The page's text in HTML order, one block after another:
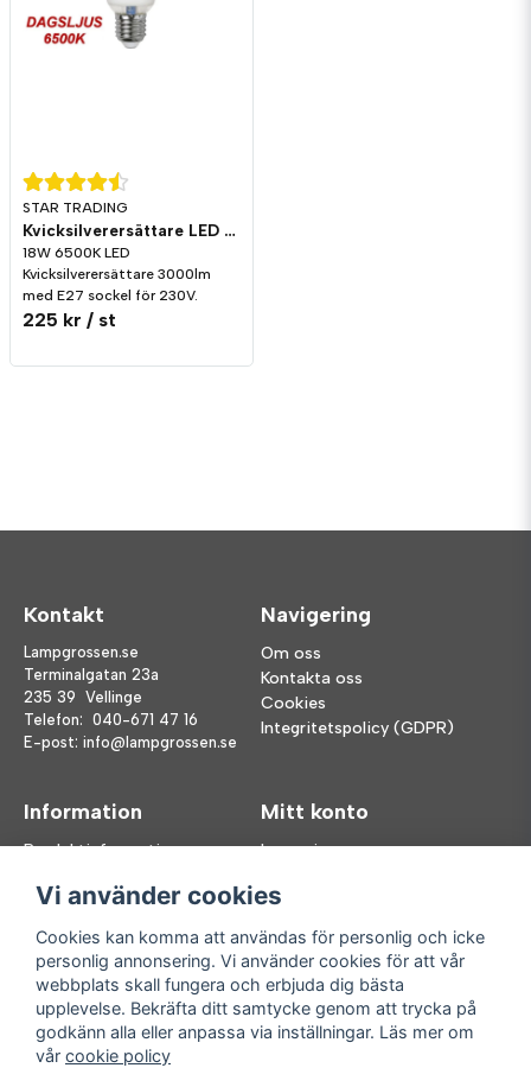
STAR TRADING
Kvicksilverersättare LED 3000lm E27 6500K
18W 6500K LED
Kvicksilverersättare 3000lm
med E27 sockel för 230V.
225 kr / st
Kontakt
Lampgrossen.se
Terminalgatan 23a
235 39 Vellinge
Telefon: 040-671 47 16
E-post: info@lampgrossen.se
Navigering
Om oss
Kontakta oss
Cookies
Integritetspolicy (GDPR)
Information
Produktinformation
FAQ
Mitt konto
Logga in
Glömt lösenord?
Följ oss
Facebook
Instagram
Handla enkelt
Vi använder cookies
Cookies kan komma att användas för personlig och icke
personlig annonsering. Vi använder cookies för att vår
webbplats skall fungera och erbjuda dig bästa
upplevelse. Bekräfta ditt samtycke genom att trycka på
godkänn alla eller anpassa via inställningar. Läs mer om
vår cookie policy